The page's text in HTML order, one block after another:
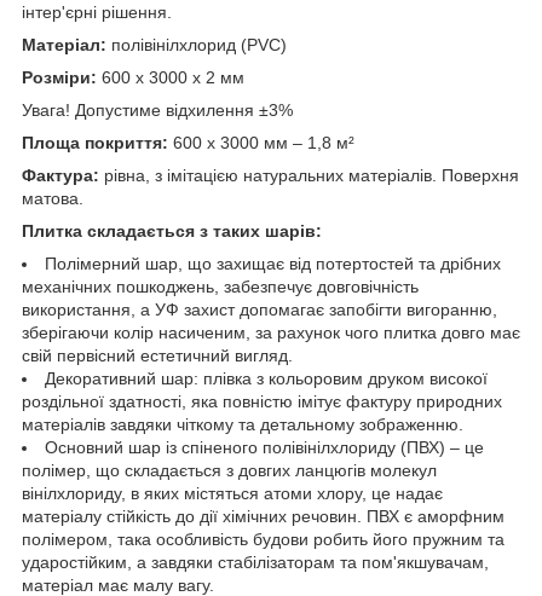
інтер'єрні рішення.
Матеріал: полівінілхлорид (PVC)
Розміри: 600 х 3000 х 2 мм
Увага! Допустиме відхилення ±3%
Площа покриття: 600 х 3000 мм – 1,8 м²
Фактура: рівна, з імітацією натуральних матеріалів. Поверхня
матова.
Плитка складається з таких шарів:
Полімерний шар, що захищає від потертостей та дрібних
механічних пошкоджень, забезпечує довговічність
використання, а УФ захист допомагає запобігти вигоранню,
зберігаючи колір насиченим, за рахунок чого плитка довго має
свій первісний естетичний вигляд.
Декоративний шар: плівка з кольоровим друком високої
роздільної здатності, яка повністю імітує фактуру природних
матеріалів завдяки чіткому та детальному зображенню.
Основний шар із спіненого полівінілхлориду (ПВХ) – це
полімер, що складається з довгих ланцюгів молекул
вінілхлориду, в яких містяться атоми хлору, це надає
матеріалу стійкість до дії хімічних речовин. ПВХ є аморфним
полімером, така особливість будови робить його пружним та
ударостійким, а завдяки стабілізаторам та пом'якшувачам,
матеріал має малу вагу.